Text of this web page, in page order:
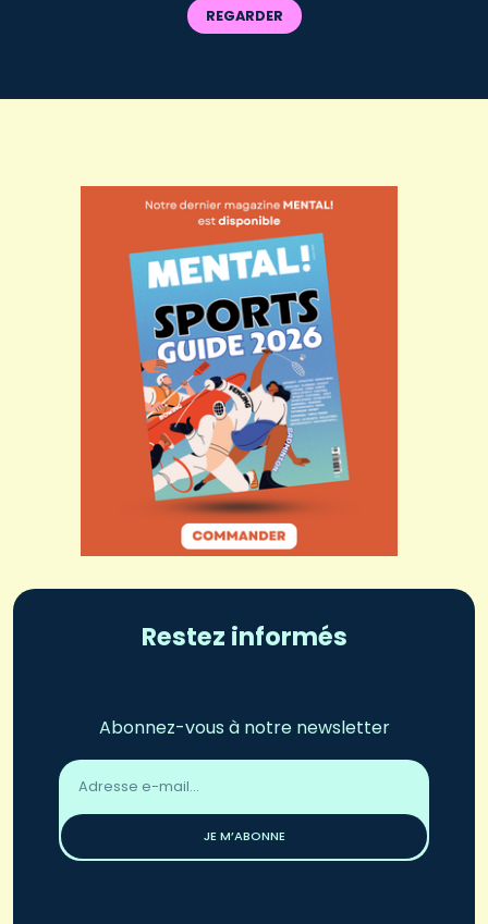
REGARDER
Restez informés
Abonnez-vous à notre newsletter
Adresse
email
JE M’ABONNE